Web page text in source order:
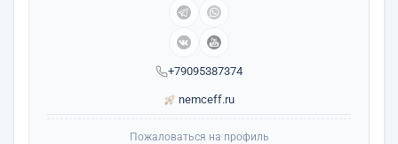
+79095387374
nemceff.ru
Пожаловаться на профиль